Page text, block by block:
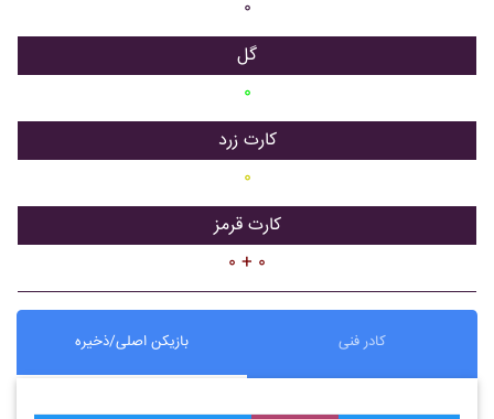
۰
گل
۰
کارت زرد
۰
کارت قرمز
۰ + ۰
بازیکن اصلی/ذخیره کادر فنی